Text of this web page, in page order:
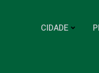
CIDADE